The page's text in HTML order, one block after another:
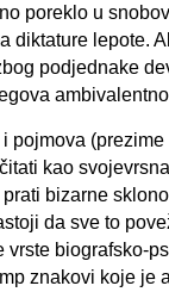
poreklo u
diktature lepote.
podjednake
pojmova
kao
bizarne
da sve to
vrste biografsko-
znakovi koje je